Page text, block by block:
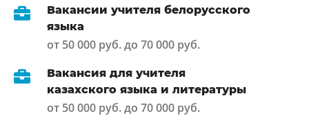
Вакансии учителя белорусского
языка
от 50 000 руб. до 70 000 руб.
Вакансия для учителя
казахского языка и литературы
от 50 000 руб. до 70 000 руб.